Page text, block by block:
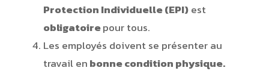
Protection Individuelle (EPI)est
obligatoirepour tous.
Les employés doivent se présenter au
travail enbonne condition physique.